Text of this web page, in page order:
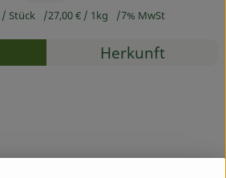
/ Stück 27,00 € / 1kg 7% MwSt
Rezepte Herkunft